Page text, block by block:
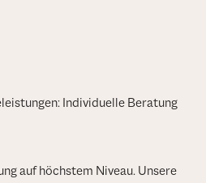
Individuelle Beratung
auf höchstem Niveau. Unsere